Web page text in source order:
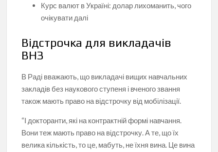
Курс валют в Україні: долар лихоманить, чого
очікувати далі
Відстрочка для викладачів
ВНЗ
В Раді вважають, що викладачі вищих навчальних
закладів без наукового ступеня і вченого звання
також мають право на відстрочку від мобілізації.
“І докторанти, які на контрактній формі навчання.
Вони теж мають право на відстрочку. А те, що їх
велика кількість, то це, мабуть, не їхня вина. Це вина